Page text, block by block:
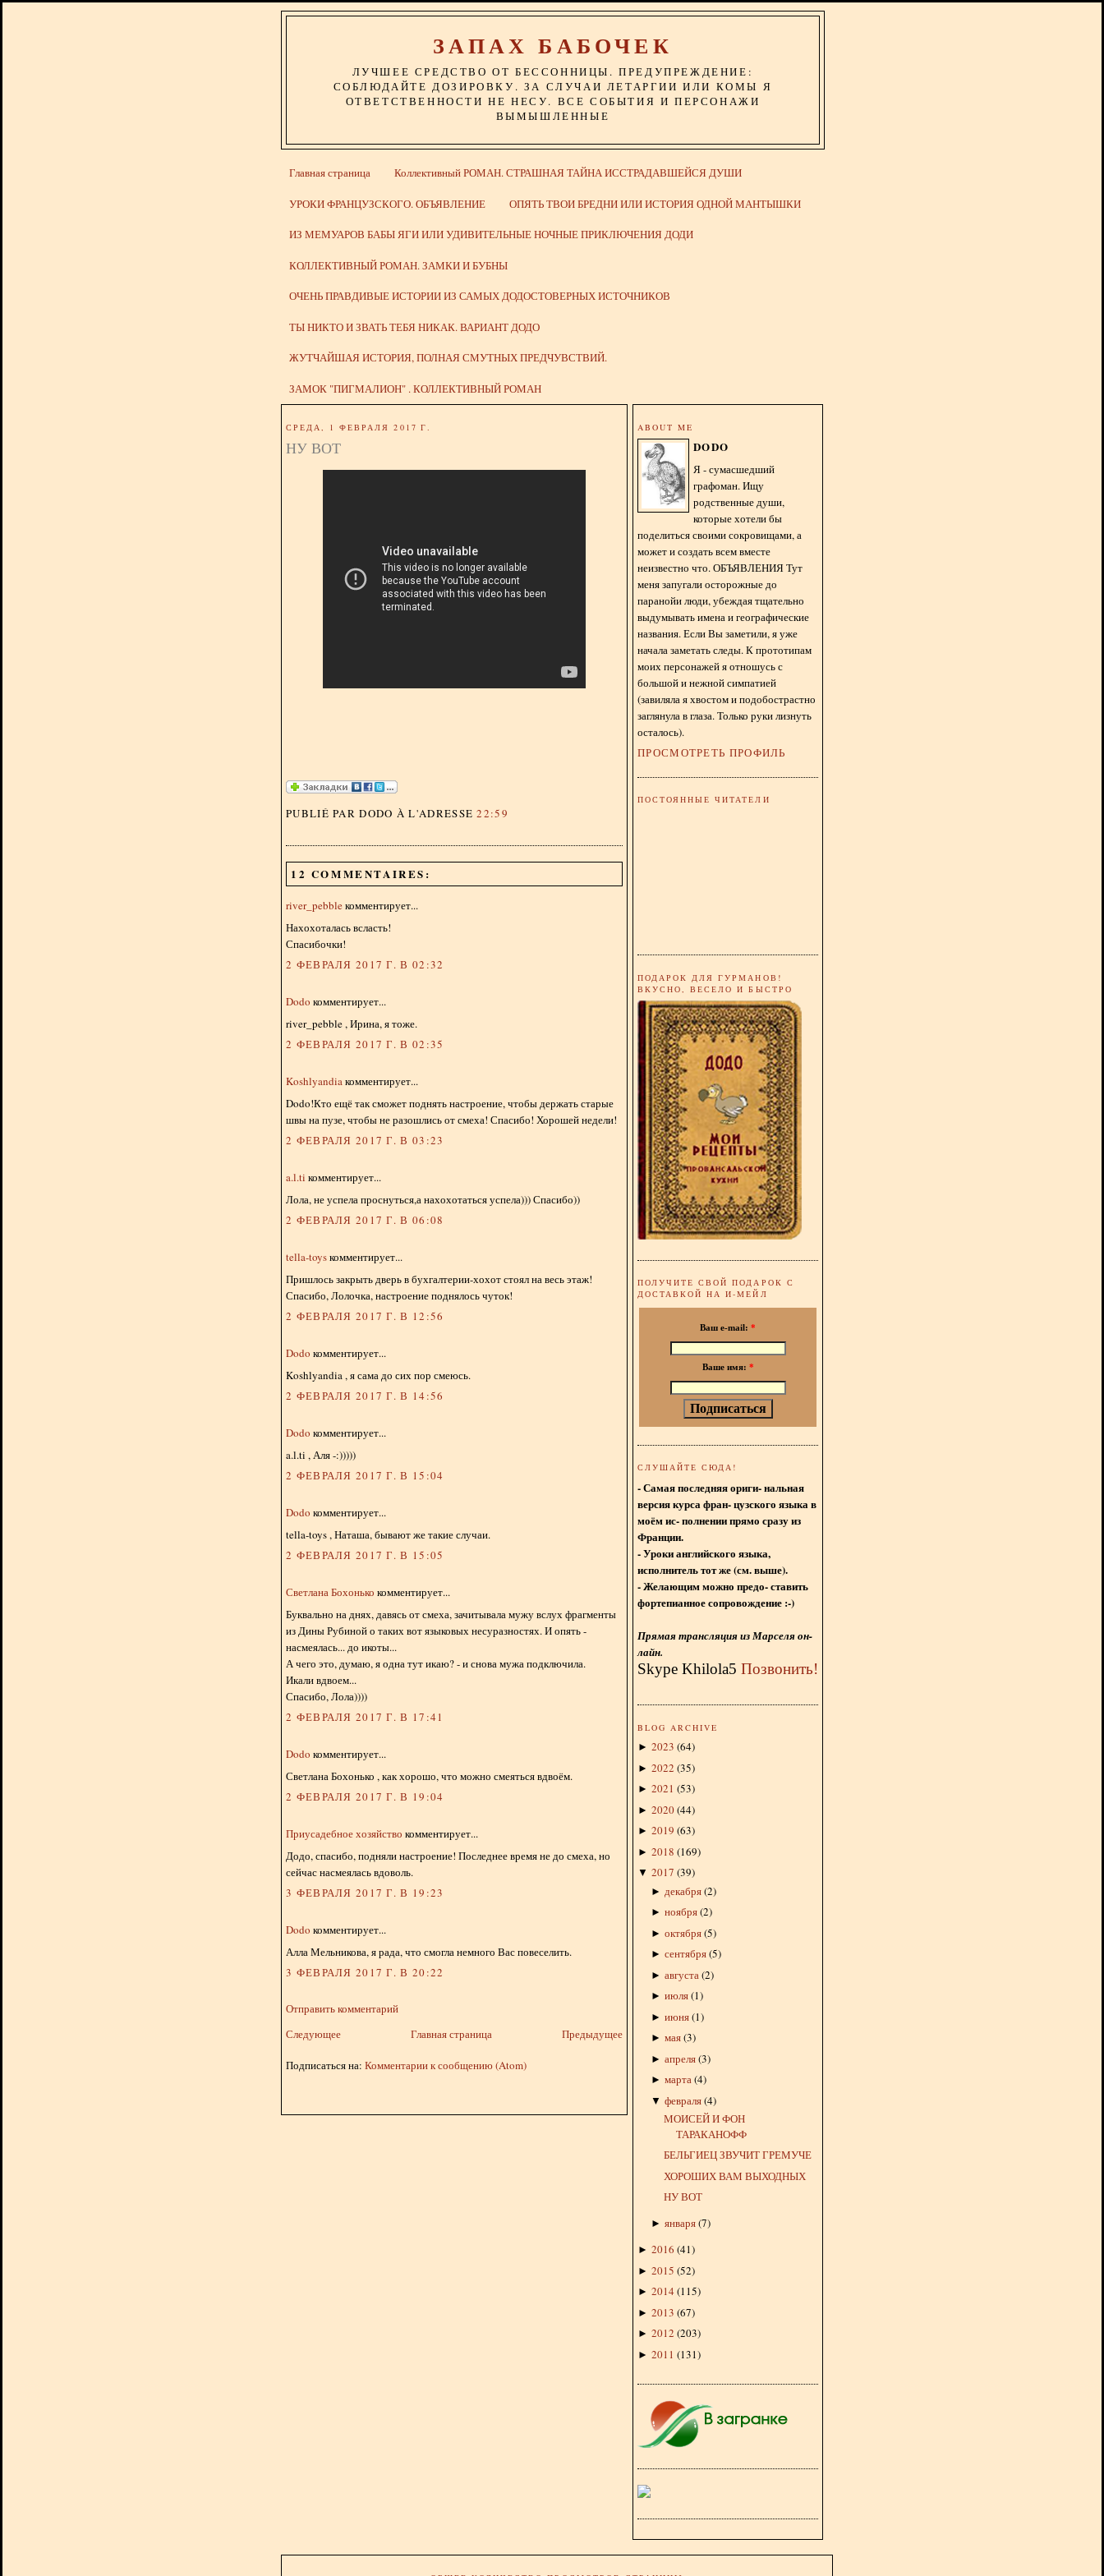
ЗАПАХ БАБОЧЕК
ЛУЧШЕЕ СРЕДСТВО ОТ БЕССОННИЦЫ. ПРЕДУПРЕЖДЕНИЕ:
СОБЛЮДАЙТЕ ДОЗИРОВКУ. ЗА СЛУЧАИ ЛЕТАРГИИ ИЛИ КОМЫ Я
ОТВЕТСТВЕННОСТИ НЕ НЕСУ. ВСЕ СОБЫТИЯ И ПЕРСОНАЖИ
ВЫМЫШЛЕННЫЕ
Главная страница Коллективный РОМАН. СТРАШНАЯ ТАЙНА ИССТРАДАВШЕЙСЯ ДУШИ
УРОКИ ФРАНЦУЗСКОГО. ОБЪЯВЛЕНИЕ ОПЯТЬ ТВОИ БРЕДНИ ИЛИ ИСТОРИЯ ОДНОЙ МАНТЫШКИ
ИЗ МЕМУАРОВ БАБЫ ЯГИ ИЛИ УДИВИТЕЛЬНЫЕ НОЧНЫЕ ПРИКЛЮЧЕНИЯ ДОДИ
КОЛЛЕКТИВНЫЙ РОМАН. ЗАМКИ И БУБНЫ
ОЧЕНЬ ПРАВДИВЫЕ ИСТОРИИ ИЗ САМЫХ ДОДОСТОВЕРНЫХ ИСТОЧНИКОВ
ТЫ НИКТО И ЗВАТЬ ТЕБЯ НИКАК. ВАРИАНТ ДОДО
ЖУТЧАЙШАЯ ИСТОРИЯ, ПОЛНАЯ СМУТНЫХ ПРЕДЧУВСТВИЙ.
ЗАМОК "ПИГМАЛИОН" . КОЛЛЕКТИВНЫЙ РОМАН
СРЕДА, 1 ФЕВРАЛЯ 2017 Г.
НУ ВОТ
PUBLIÉ PAR DODO À L'ADRESSE22:59
12 COMMENTAIRES:
river_pebbleкомментирует...
Нахохоталась всласть!
Спасибочки!
2 ФЕВРАЛЯ 2017 Г. В 02:32
Dodo комментирует...
river_pebble , Ирина, я тоже.
2 ФЕВРАЛЯ 2017 Г. В 02:35
Koshlyandiaкомментирует...
Dodo!Кто ещё так сможет поднять настроение, чтобы держать старые
швы на пузе, чтобы не разошлись от смеха! Спасибо! Хорошей недели!
2 ФЕВРАЛЯ 2017 Г. В 03:23
a.l.ti комментирует...
Лола, не успела проснуться,а нахохотаться успела))) Спасибо))
2 ФЕВРАЛЯ 2017 Г. В 06:08
tella-toysкомментирует...
Пришлось закрыть дверь в бухгалтерии-хохот стоял на весь этаж!
Спасибо, Лолочка, настроение поднялось чуток!
2 ФЕВРАЛЯ 2017 Г. В 12:56
Dodo комментирует...
Koshlyandia , я сама до сих пор смеюсь.
2 ФЕВРАЛЯ 2017 Г. В 14:56
Dodo комментирует...
a.l.ti , Аля -:)))))
2 ФЕВРАЛЯ 2017 Г. В 15:04
Dodo комментирует...
tella-toys , Наташа, бывают же такие случаи.
2 ФЕВРАЛЯ 2017 Г. В 15:05
Светлана Бохонько комментирует...
Буквально на днях, давясь от смеха, зачитывала мужу вслух фрагменты
из Дины Рубиной о таких вот языковых несуразностях. И опять -
насмеялась... до икоты...
А чего это, думаю, я одна тут икаю? - и снова мужа подключила.
Икали вдвоем...
Спасибо, Лола))))
2 ФЕВРАЛЯ 2017 Г. В 17:41
Dodo комментирует...
Светлана Бохонько , как хорошо, что можно смеяться вдвоём.
2 ФЕВРАЛЯ 2017 Г. В 19:04
Приусадебное хозяйство комментирует...
Додо, спасибо, подняли настроение! Последнее время не до смеха, но
сейчас насмеялась вдоволь.
3 ФЕВРАЛЯ 2017 Г. В 19:23
Dodo комментирует...
Алла Мельникова, я рада, что смогла немного Вас повеселить.
3 ФЕВРАЛЯ 2017 Г. В 20:22
Отправить комментарий
Следующее
Предыдущее
Главная страница
Подписаться на: Комментарии к сообщению (Atom)
ABOUT ME
DODO
Я - сумасшедший
графоман. Ищу
родственные души,
которые хотели бы
поделиться своими сокровищами, а
может и создать всем вместе
неизвестно что. ОБЪЯВЛЕНИЯ Тут
меня запугали осторожные до
паранойи люди, убеждая тщательно
выдумывать имена и географические
названия. Если Вы заметили, я уже
начала заметать следы. К прототипам
моих персонажей я отношусь с
большой и нежной симпатией
(завиляла я хвостом и подобострастно
заглянула в глаза. Только руки лизнуть
осталось).
ПРОСМОТРЕТЬ ПРОФИЛЬ
ПОСТОЯННЫЕ ЧИТАТЕЛИ
ПОДАРОК ДЛЯ ГУРМАНОВ!
ВКУСНО, ВЕСЕЛО И БЫСТРО
ПОЛУЧИТЕ СВОЙ ПОДАРОК С
ДОСТАВКОЙ НА И-МЕЙЛ
Ваш e-mail: *
Ваше имя: *
СЛУШАЙТЕ СЮДА!
- Самая последняя ориги- нальная
версия курса фран- цузского языка в
моём ис- полнении прямо сразу из
Франции.
- Уроки английского языка,
исполнитель тот же (см. выше).
- Желающим можно предо- ставить
фортепианное сопровождение :-)
Прямая трансляция из Марселя он-
лайн.
Skype Khilola5 Позвонить!
BLOG ARCHIVE
► 2023 (64)
► 2022 (35)
► 2021 (53)
► 2020(44)
► 2019 (63)
► 2018 (169)
▼ 2017 (39)
► декабря(2)
► ноября(2)
► октября(5)
► сентября(5)
► августа (2)
► июля(1)
► июня(1)
► мая(3)
► апреля(3)
► марта(4)
▼ февраля(4)
МОИСЕЙ И ФОН
ТАРАКАНОФФ
БЕЛЬГИЕЦ ЗВУЧИТ ГРЕМУЧЕ
ХОРОШИХ ВАМ ВЫХОДНЫХ
НУ ВОТ
► января(7)
► 2016 (41)
► 2015 (52)
► 2014 (115)
► 2013 (67)
► 2012 (203)
► 2011 (131)